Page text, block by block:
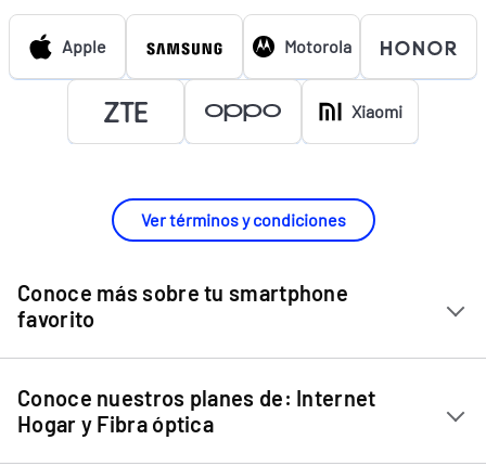
Apple Motorola
Xiaomi
Ver términos y condiciones
Conoce más sobre tu smartphone
favorito
Chip Entel
Apple iPhone 11
Apple iPhone 12 Mini
Conoce nuestros planes de: Internet
Hogar y Fibra óptica